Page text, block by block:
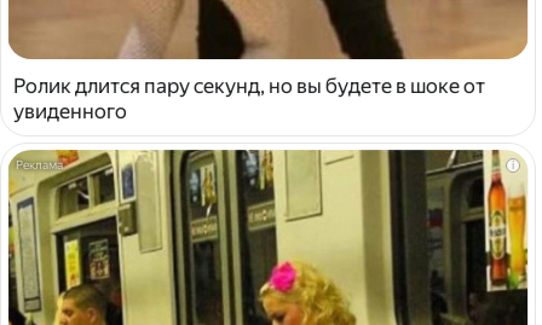
Ролик длится пару секунд, но вы будете в шоке от
увиденного
i